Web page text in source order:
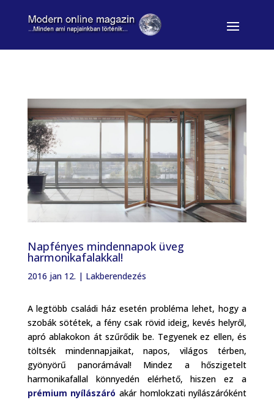
Napfényes mindennapok üveg
harmonikafalakkal!
2016 jan 12. | Lakberendezés
A legtöbb családi ház esetén probléma lehet, hogy a
szobák sötétek, a fény csak rövid ideig, kevés helyről,
apró ablakokon át szűrődik be. Tegyenek ez ellen, és
töltsék mindennapjaikat, napos, világos térben,
gyönyörű panorámával! Mindez a hőszigetelt
harmonikafallal könnyedén elérhető, hiszen ez a
prémium nyílászáró akár homlokzati nyílászáróként